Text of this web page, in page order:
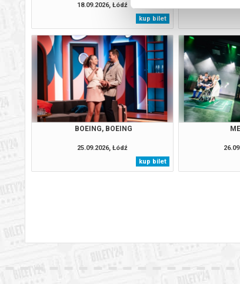
18.09.2026, Łódź
kup bilet
BOEING, BOEING
25.09.2026, Łódź
kup bilet